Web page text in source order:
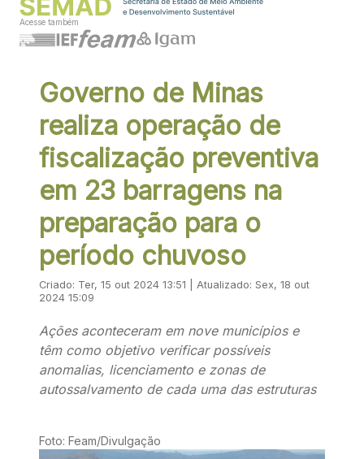
Acesse também
Governo de Minas
realiza operação de
fiscalização preventiva
em 23 barragens na
preparação para o
período chuvoso
Criado: Ter, 15 out 2024 13:51 | Atualizado: Sex, 18 out
2024 15:09
Ações aconteceram em nove municípios e
têm como objetivo verificar possíveis
anomalias, licenciamento e zonas de
autossalvamento de cada uma das estruturas
Foto: Feam/Divulgação